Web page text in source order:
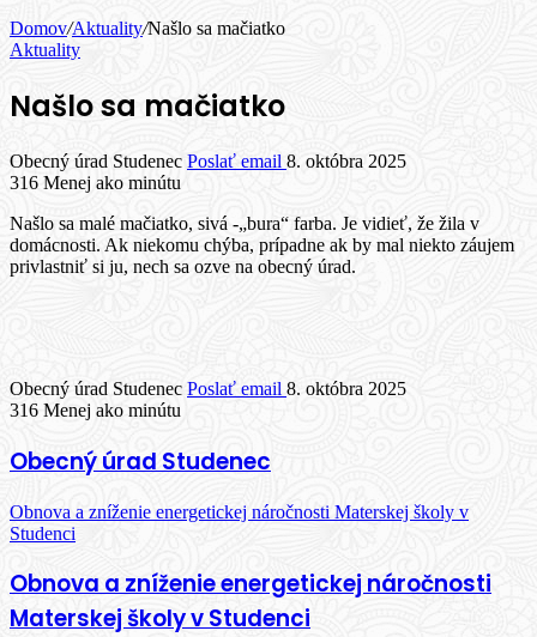
Domov/Aktuality/Našlo sa mačiatko
Aktuality
Našlo sa mačiatko
Obecný úrad Studenec Poslať email 8. októbra 2025
316 Menej ako minútu
Našlo sa malé mačiatko, sivá -„bura“ farba. Je vidieť, že žila v
domácnosti. Ak niekomu chýba, prípadne ak by mal niekto záujem
privlastniť si ju, nech sa ozve na obecný úrad.
Obecný úrad Studenec Poslať email 8. októbra 2025
316 Menej ako minútu
Obecný úrad Studenec
Obnova a zníženie energetickej náročnosti Materskej školy v
Studenci
Obnova a zníženie energetickej náročnosti
Materskej školy v Studenci